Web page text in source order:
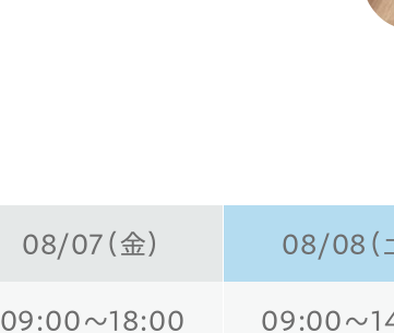
08/07（金） 08/08（
09:00～18:00 09:00～